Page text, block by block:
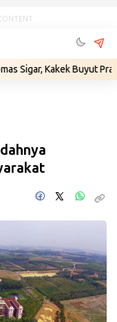
Buyut Prabowo